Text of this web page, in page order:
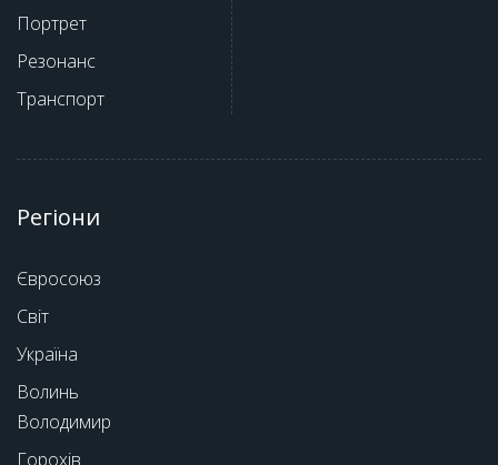
Портрет
Резонанс
Транспорт
Регіони
Євросоюз
Світ
Україна
Волинь
Володимир
Горохів